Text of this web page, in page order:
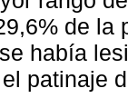
de la
había
patinaje